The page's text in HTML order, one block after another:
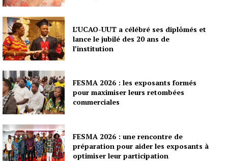
L’UCAO-UUT a célébré ses diplômés et
lance le jubilé des 20 ans de
l’institution
FESMA 2026 : les exposants formés
pour maximiser leurs retombées
commerciales
FESMA 2026 : une rencontre de
préparation pour aider les exposants à
optimiser leur participation